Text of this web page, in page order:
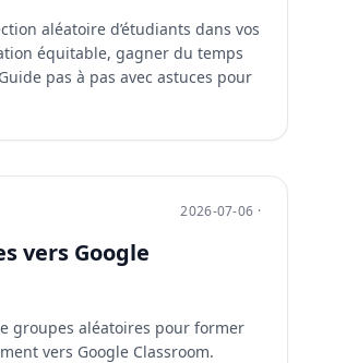
aléatoire d’étudiants dans vos
équitable, gagner du temps
pas à pas avec astuces pour
2026-07-06 ·
vers Google
groupes aléatoires pour former
vers Google Classroom.